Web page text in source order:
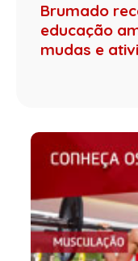
Brumado
educação
mudas e